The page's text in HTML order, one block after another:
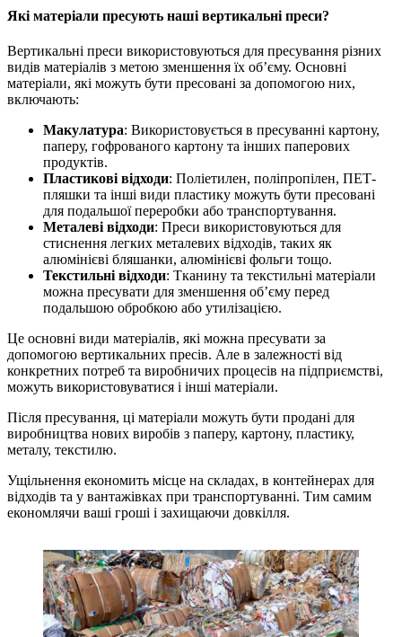
Які матеріали пресують наші вертикальні преси?
Вертикальні преси використовуються для пресування різних
видів матеріалів з метою зменшення їх об’єму. Основні
матеріали, які можуть бути пресовані за допомогою них,
включають:
Макулатура: Використовується в пресуванні картону,
паперу, гофрованого картону та інших паперових
продуктів.
Пластикові відходи: Поліетилен, поліпропілен, ПЕТ-
пляшки та інші види пластику можуть бути пресовані
для подальшої переробки або транспортування.
Металеві відходи: Преси використовуються для
стиснення легких металевих відходів, таких як
алюмінієві бляшанки, алюмінієві фольги тощо.
Текстильні відходи: Тканину та текстильні матеріали
можна пресувати для зменшення об’єму перед
подальшою обробкою або утилізацією.
Це основні види матеріалів, які можна пресувати за
допомогою вертикальних пресів. Але в залежності від
конкретних потреб та виробничих процесів на підприємстві,
можуть використовуватися і інші матеріали.
Після пресування, ці матеріали можуть бути продані для
виробництва нових виробів з паперу, картону, пластику,
металу, текстилю.
Ущільнення економить місце на складах, в контейнерах для
відходів та у вантажівках при транспортуванні. Тим самим
економлячи ваші гроші і захищаючи довкілля.